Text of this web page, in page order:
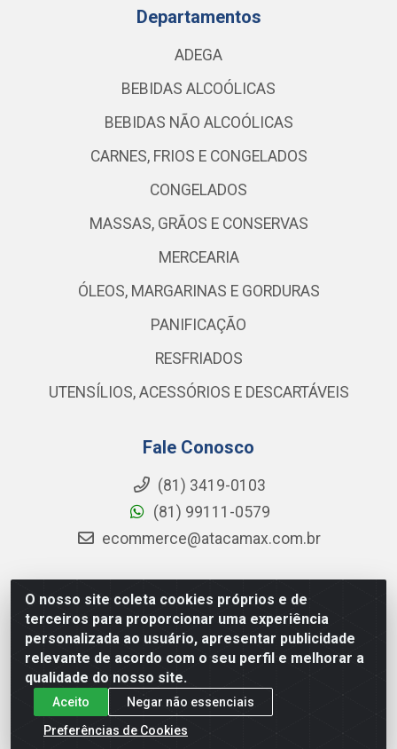
O nosso site coleta cookies próprios e de
terceiros para proporcionar uma experiência
personalizada ao usuário, apresentar publicidade
relevante de acordo com o seu perfil e melhorar a
qualidade do nosso site.
Aceito
Negar não essenciais
Preferências de Cookies
Departamentos
ADEGA
BEBIDAS ALCOÓLICAS
BEBIDAS NÃO ALCOÓLICAS
CARNES, FRIOS E CONGELADOS
CONGELADOS
MASSAS, GRÃOS E CONSERVAS
MERCEARIA
ÓLEOS, MARGARINAS E GORDURAS
PANIFICAÇÃO
RESFRIADOS
UTENSÍLIOS, ACESSÓRIOS E DESCARTÁVEIS
Fale Conosco
(81) 3419-0103
(81) 99111-0579
ecommerce@atacamax.com.br
Atacamax Importadora de Alimentos LTDA - RODOVIA BR-
101 - SUL, KM 79,60 GP E GALPAO:D - Muribeca, Jaboatão dos
Guararapes - PE, 54355-010 - CNPJ 08.305.623/0001-84